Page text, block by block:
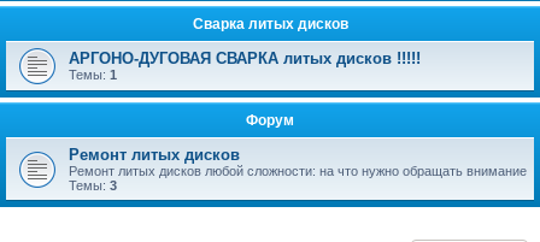
Сварка литых дисков
АРГОНО-ДУГОВАЯ СВАРКА литых дисков !!!!!
Темы: 1
Форум
Ремонт литых дисков
Ремонт литых дисков любой сложности: на что нужно обращать внимание
Темы: 3